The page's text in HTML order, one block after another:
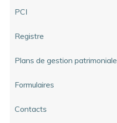
PCI
Registre
Plans de gestion patrimoniale
Formulaires
Contacts